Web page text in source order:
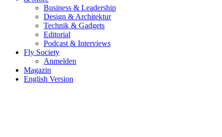
Business & Leadership
Design & Architektur
Technik & Gadgets
Editorial
Podcast & Interviews
Fly Society
Anmelden
Magazin
English Version